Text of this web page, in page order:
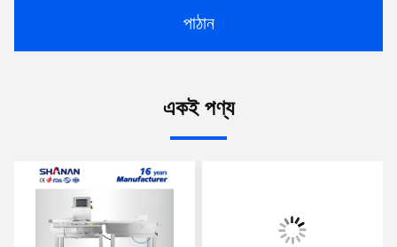
পাঠান
একই পণ্য